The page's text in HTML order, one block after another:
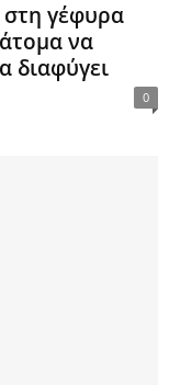
γέφυρα
να
διαφύγει
0